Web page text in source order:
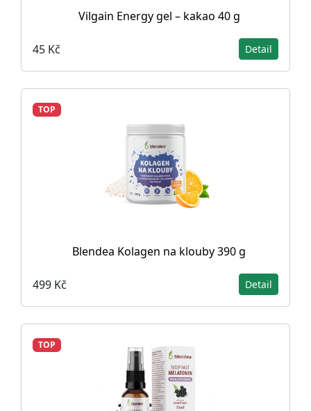
Vilgain Energy gel – kakao 40 g
45 Kč Detail
TOP
Blendea Kolagen na klouby 390 g
499 Kč Detail
TOP